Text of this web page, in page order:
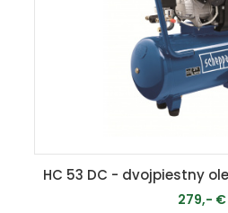
279,- €